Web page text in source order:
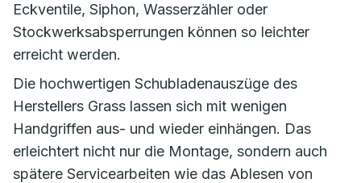
Eckventile, Siphon, Wasserzähler oder
Stockwerksabsperrungen können so leichter
erreicht werden.
Die hochwertigen Schubladenauszüge des
Herstellers Grass lassen sich mit wenigen
Handgriffen aus- und wieder einhängen. Das
erleichtert nicht nur die Montage, sondern auch
spätere Servicearbeiten wie das Ablesen von